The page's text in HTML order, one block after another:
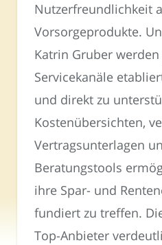
Nutzerfreundlichkeit
Vorsorgeprodukte.
Katrin Gruber
Servicekanäle
und direkt zu
Kostenübersichten,
Vertragsunterlagen
Beratungstools
ihre Spar- und
fundiert zu treffen.
Top-Anbieter